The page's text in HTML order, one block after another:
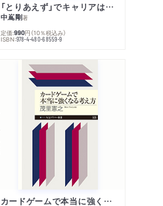
「とりあえず」でキャリアは決まる
中嶌剛著
定価:990円 （10％税込み）
ISBN:978-4-480-68559-9
カードゲームで本当に強くなる考え方